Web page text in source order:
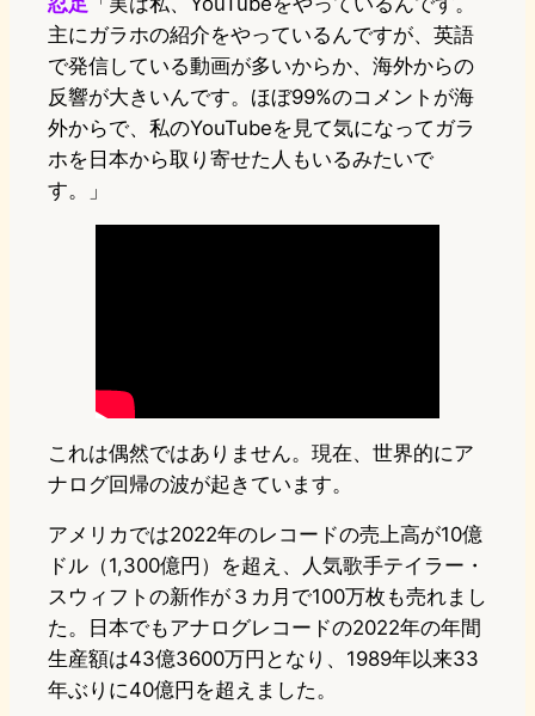
主にガラホの紹介をやっているんですが、英語
で発信している動画が多いからか、海外からの
反響が大きいんです。ほぼ99%のコメントが海
外からで、私のYouTubeを見て気になってガラ
ホを日本から取り寄せた人もいるみたいで
す。」
これは偶然ではありません。現在、世界的にア
ナログ回帰の波が起きています。
アメリカでは2022年のレコードの売上高が10億
ドル（1,300億円）を超え、人気歌手テイラー・
スウィフトの新作が３カ月で100万枚も売れまし
た。日本でもアナログレコードの2022年の年間
生産額は43億3600万円となり、1989年以来33
年ぶりに40億円を超えました。